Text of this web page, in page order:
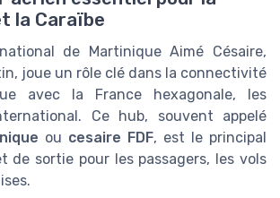
la Caraïbe
de Martinique Aimé Césaire,
joue un rôle clé dans la connectivité
avec la France hexagonale, les
Ce hub, souvent appelé
ou cesaire FDF, est le principal
de sortie pour les passagers, les vols